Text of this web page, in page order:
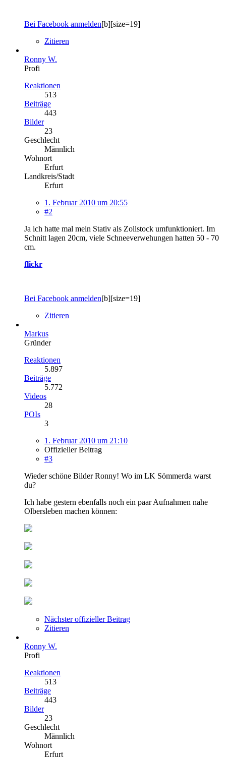
Bei Facebook anmelden[b][size=19]
Zitieren
Ronny W.
Profi
Reaktionen
513
Beiträge
443
Bilder
23
Geschlecht
Männlich
Wohnort
Erfurt
Landkreis/Stadt
Erfurt
1. Februar 2010 um 20:55
#2
Ja ich hatte mal mein Stativ als Zollstock umfunktioniert. Im
Schnitt lagen 20cm, viele Schneeverwehungen hatten 50 - 70
cm.
flickr
Bei Facebook anmelden[b][size=19]
Zitieren
Markus
Gründer
Reaktionen
5.897
Beiträge
5.772
Videos
28
POIs
3
1. Februar 2010 um 21:10
Offizieller Beitrag
#3
Wieder schöne Bilder Ronny! Wo im LK Sömmerda warst
du?
Ich habe gestern ebenfalls noch ein paar Aufnahmen nahe
Olbersleben machen können:
Nächster offizieller Beitrag
Zitieren
Ronny W.
Profi
Reaktionen
513
Beiträge
443
Bilder
23
Geschlecht
Männlich
Wohnort
Erfurt